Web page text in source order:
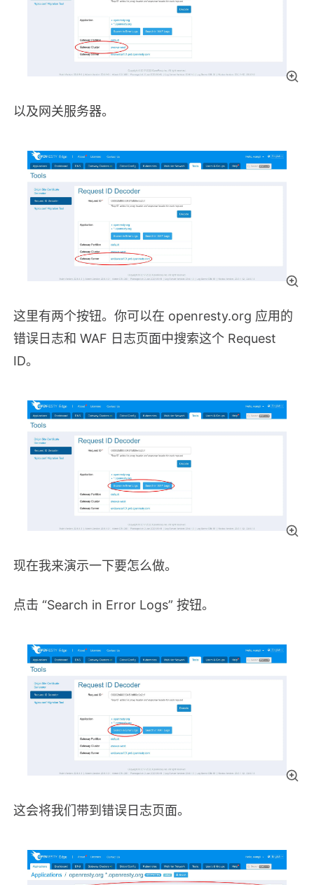
以及网关服务器。
这里有两个按钮。你可以在 openresty.org 应用的
错误日志和 WAF 日志页面中搜索这个 Request
ID。
现在我来演示一下要怎么做。
点击 “Search in Error Logs” 按钮。
这会将我们带到错误日志页面。